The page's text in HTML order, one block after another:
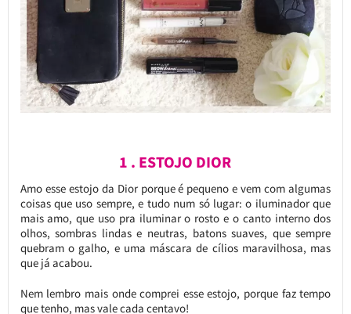
1 . ESTOJO DIOR
Amo esse estojo da Dior porque é pequeno e vem com algumas
coisas que uso sempre, e tudo num só lugar: o iluminador que
mais amo, que uso pra iluminar o rosto e o canto interno dos
olhos, sombras lindas e neutras, batons suaves, que sempre
quebram o galho, e uma máscara de cílios maravilhosa, mas
que já acabou.
Nem lembro mais onde comprei esse estojo, porque faz tempo
que tenho, mas vale cada centavo!